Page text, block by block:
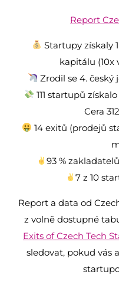
Report
Startupy získaly
kapitálu (10x
Zrodil se 4.
111 startupů
Cera
14 exitů (prodejů
93 %
7 z 10
Report a data od
z volně dostupné
Exits of Czech Tech
sledovat, pokud vás